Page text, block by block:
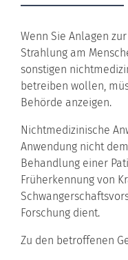
Wenn Sie Anlagen
Strahlung am
sonstigen
betreiben wollen,
Behörde anzeigen.
Nichtmedizinische
Anwendung nicht
Behandlung einer
Früherkennung von
Forschung dient.
Zu den betroffenen